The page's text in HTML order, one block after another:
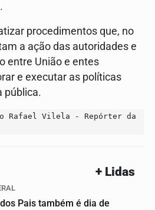
procedimentos que, no
a ação das autoridades e
entre União e entes
e executar as políticas
pública.
Rafael Vilela - Repórter da
+ Lidas
dos Pais também é dia de